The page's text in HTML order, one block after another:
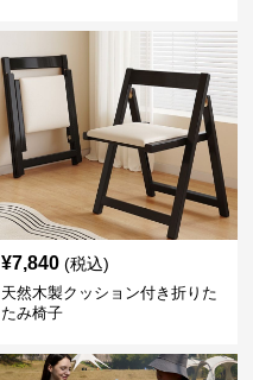
¥7,840 (税込)
天然木製クッション付き折りた
たみ椅子